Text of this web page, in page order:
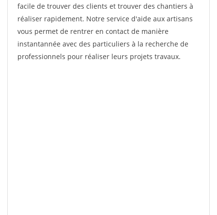
facile de trouver des clients et trouver des chantiers à
réaliser rapidement. Notre service d'aide aux artisans
vous permet de rentrer en contact de manière
instantannée avec des particuliers à la recherche de
professionnels pour réaliser leurs projets travaux.